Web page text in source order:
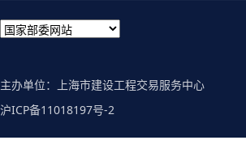
主办单位：上海市建设工程交易服务中心
沪ICP备11018197号-2